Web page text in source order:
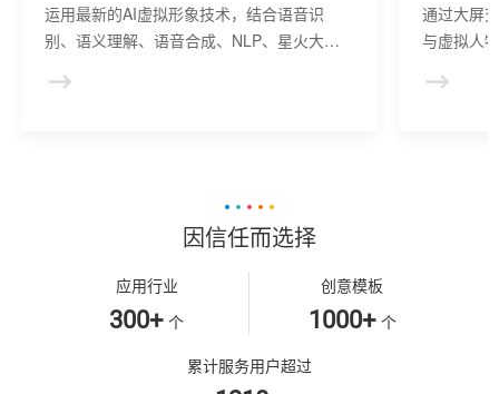
运用最新的AI虚拟形象技术，结合语音识
别、语义理解、语音合成、NLP、星火大模
建、AI驱动、多模态交互的多场景虚拟人产
通过大屏
与虚拟人
景，可广
因信任而选择
应用行业
300+ 个
创意模板
1000+ 个
累计服务用户超过